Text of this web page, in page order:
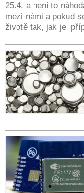
25.4. a není to
mezi námi a pokud
životě tak, jak je,